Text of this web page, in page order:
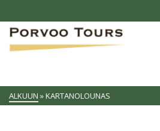
ALKUUN »KARTANOLOUNAS